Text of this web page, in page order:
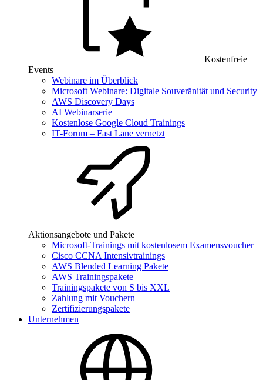
Kostenfreie
Events
Webinare im Überblick
Microsoft Webinare: Digitale Souveränität und Security
AWS Discovery Days
AI Webinarserie
Kostenlose Google Cloud Trainings
IT-Forum – Fast Lane vernetzt
Aktionsangebote und Pakete
Microsoft-Trainings mit kostenlosem Examensvoucher
Cisco CCNA Intensivtrainings
AWS Blended Learning Pakete
AWS Trainingspakete
Trainingspakete von S bis XXL
Zahlung mit Vouchern
Zertifizierungspakete
Unternehmen